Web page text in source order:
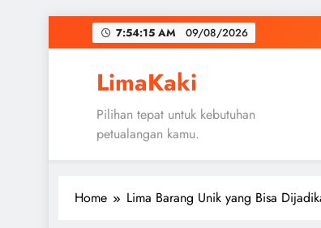
to
7:54:17 AM 09/08/2026
LimaKaki
Pilihan tepat untuk kebutuhan
petualangan kamu.
Home Lima Barang Unik yang Bisa